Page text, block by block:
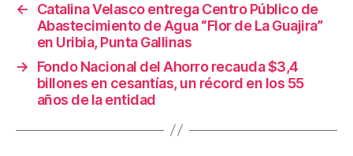
←
Catalina Velasco entrega Centro Público de
Abastecimiento de Agua “Flor de La Guajira”
en Uribia, Punta Gallinas
→
Fondo Nacional del Ahorro recauda $3,4
billones en cesantías, un récord en los 55
años de la entidad